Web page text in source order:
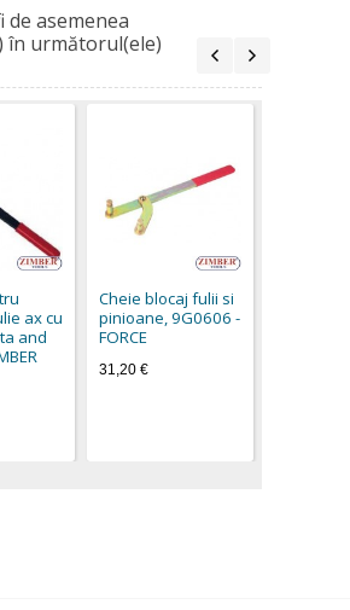
de asemenea
în următorul(ele)
ax cu
and
Cheie blocaj fulii si
pinioane, 9G0606 -
FORCE
31,20 €